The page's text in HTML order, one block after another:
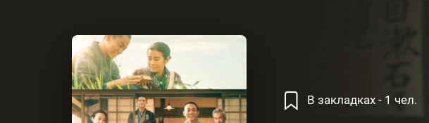
В закладках - 1 чел.